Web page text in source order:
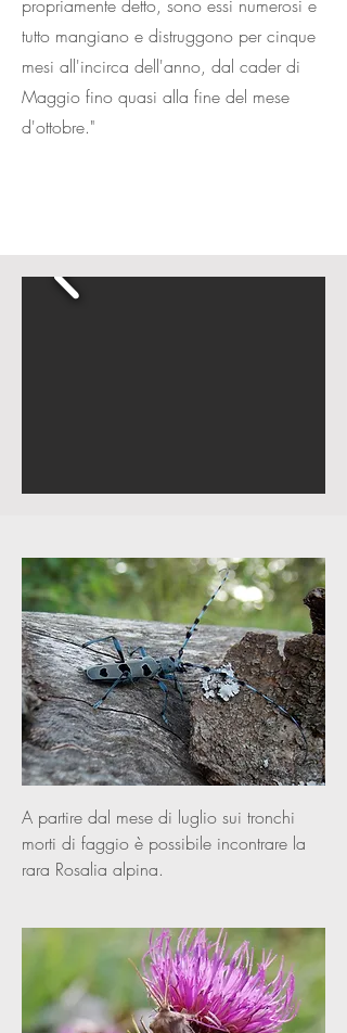
propriamente detto, sono essi numerosi e
tutto mangiano e distruggono per cinque
mesi all'incirca dell'anno, dal cader di
Maggio fino quasi alla fine del mese
d'ottobre."
A partire dal mese di luglio sui tronchi
morti di faggio è possibile incontrare la
rara Rosalia alpina.